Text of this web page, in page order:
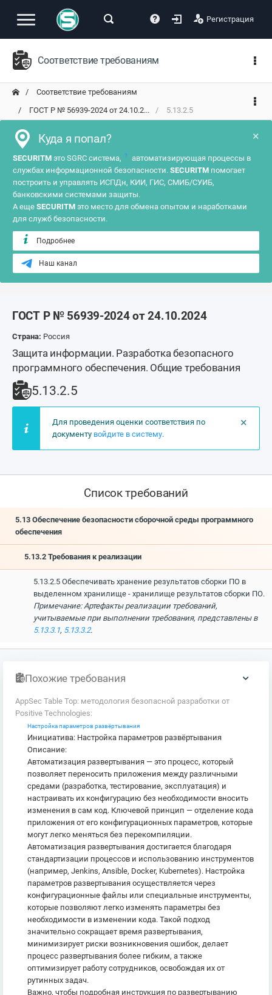
Регистрация
Соответствие требованиям
Соответствие требованиям
ГОСТ Р № 56939-2024 от 24.10.2...
5.13.2.5
×
Куда я попал?
SECURITM это SGRC система, ?
автоматизирующая процессы в
службах информационной безопасности. SECURITM помогает
построить и управлять ИСПДн, КИИ, ГИС, СМИБ/СУИБ,
банковскими системами защиты.
А еще SECURITM это место для обмена опытом и наработками
для служб безопасности.
Подробнее
Наш канал
ГОСТ Р № 56939-2024 от 24.10.2024
Страна: Россия
Защита информации. Разработка безопасного
программного обеспечения. Общие требования
5.13.2.5
×
Для проведения оценки соответствия по
документу войдите в систему.
Список требований
5.13 Обеспечение безопасности сборочной среды программного
обеспечения
5.13.2 Требования к реализации
5.13.2.5 Обеспечивать хранение результатов сборки ПО в
выделенном хранилище - хранилище результатов сборки ПО.
Примечание: Артефакты реализации требований,
учитываемые при выполнении требования, представлены в
5.13.3.1, 5.13.3.2.
Похожие требования
AppSec Table Top: методология безопасной разработки от
Positive Technologies:
Настройка параметров развёртывания
Инициатива: Настройка параметров развёртывания
Описание:
Автоматизация развертывания — это процесс, который
позволяет переносить приложения между различными
средами (разработка, тестирование, эксплуатация) и
настраивать их конфигурацию без необходимости вносить
изменения в сам код. Ключевой принцип — отделение кода
приложения от его конфигурационных параметров, которые
могут легко меняться без перекомпиляции.
Автоматизация развертывания достигается благодаря
стандартизации процессов и использованию инструментов
(например, Jenkins, Ansible, Docker, Kubernetes). Настройка
параметров развертывания осуществляется через
конфигурационные файлы или специальные инструменты,
которые позволяют легко изменять параметры без
необходимости в изменении кода. Такой подход
значительно сокращает время развертывания,
минимизирует риски возникновения ошибок, делает
процесс развертывания более гибким, а также
оптимизирует работу сотрудников, освобождая их от
рутинных задач.
Важно, чтобы подробная инструкция по развертыванию